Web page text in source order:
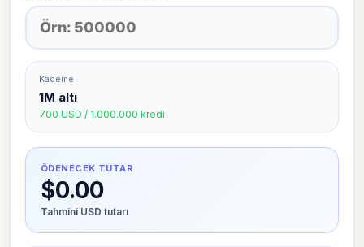
Kademe
1M altı
700 USD / 1.000.000 kredi
ÖDENECEK TUTAR
$0.00
Tahmini USD tutarı